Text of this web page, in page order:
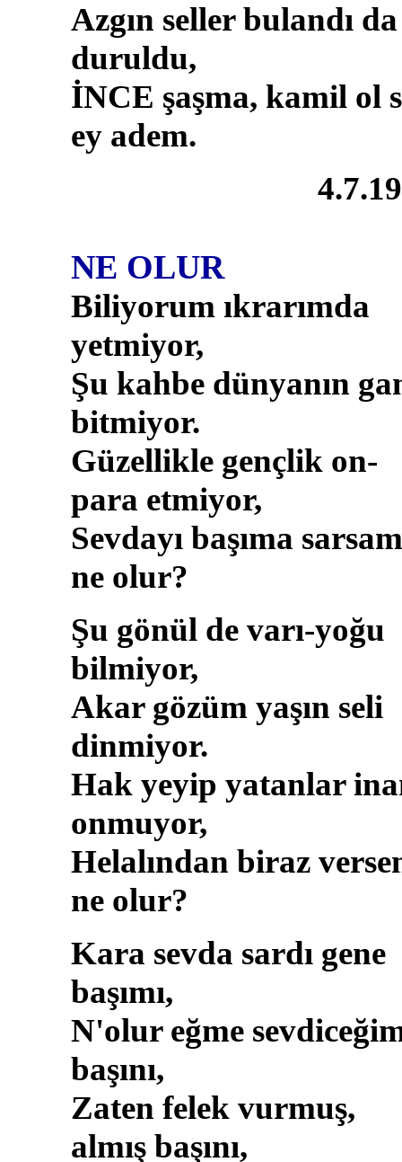
Azgın seller bulandı da
duruldu,
İNCE şaşma, kamil ol
ey adem.
NE OLUR
Biliyorum ıkrarımda
yetmiyor,
Şu kahbe dünyanın
bitmiyor.
Güzellikle gençlik on-
para etmiyor,
Sevdayı başıma sarsam
ne olur?
Şu gönül de varı-yoğu
bilmiyor,
Akar gözüm yaşın seli
dinmiyor.
Hak yeyip yatanlar
onmuyor,
Helalından biraz
ne olur?
Kara sevda sardı gene
başımı,
N'olur eğme
başını,
Zaten felek vurmuş,
almış başını,